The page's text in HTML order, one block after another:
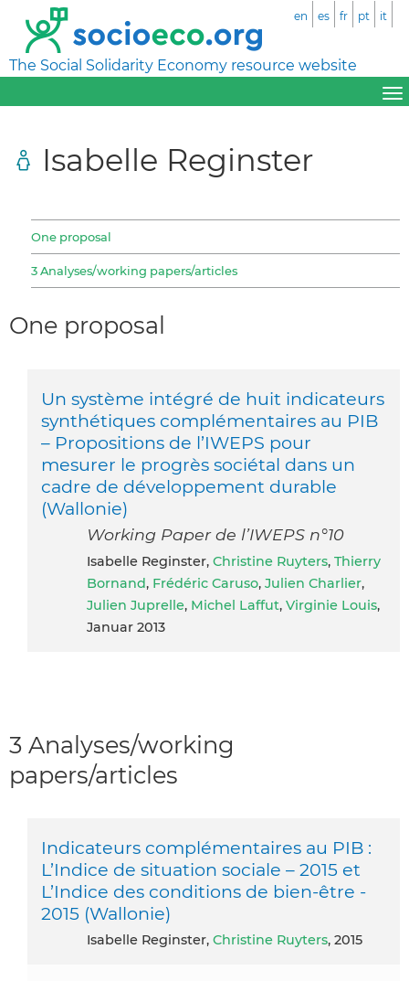
The Social Solidarity Economy resource website
en es fr pt it
Isabelle Reginster
One proposal
3 Analyses/working papers/articles
One proposal
Un système intégré de huit indicateurs
synthétiques complémentaires au PIB
– Propositions de l’IWEPS pour
mesurer le progrès sociétal dans un
cadre de développement durable
(Wallonie)
Working Paper de l’IWEPS n°10
Isabelle Reginster, Christine Ruyters, Thierry
Bornand, Frédéric Caruso, Julien Charlier,
Julien Juprelle, Michel Laffut, Virginie Louis,
Januar 2013
3 Analyses/working
papers/articles
Indicateurs complémentaires au PIB :
L’Indice de situation sociale – 2015 et
L’Indice des conditions de bien-être -
2015 (Wallonie)
Isabelle Reginster, Christine Ruyters, 2015